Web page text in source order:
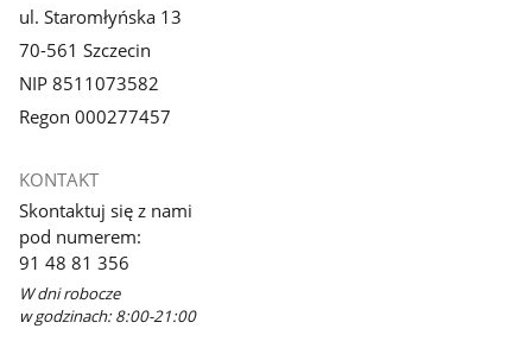
ul. Staromłyńska 13
70-561 Szczecin
NIP 8511073582
Regon 000277457
KONTAKT
Skontaktuj się z nami
pod numerem:
91 48 81 356
W dni robocze
w godzinach: 8:00-21:00